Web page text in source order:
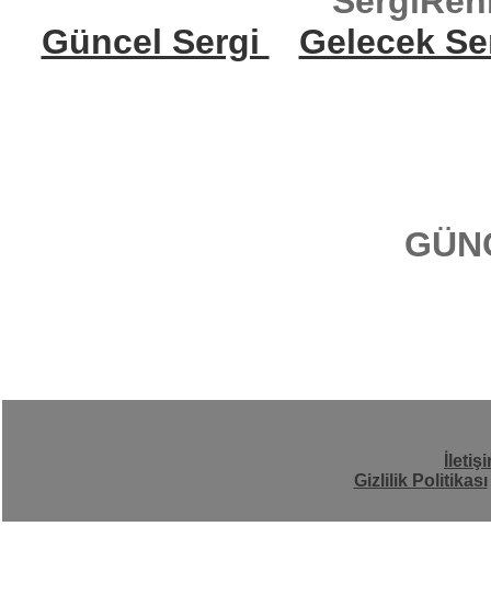
Güncel Sergi
Gelecek
Gizlilik Politikası